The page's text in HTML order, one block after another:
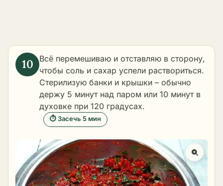
Всё перемешиваю и отставляю в сторону,
чтобы соль и сахар успели раствориться.
Стерилизую банки и крышки – обычно
держу 5 минут над паром или 10 минут в
духовке при 120 градусах.
⏱ Засечь 5 мин